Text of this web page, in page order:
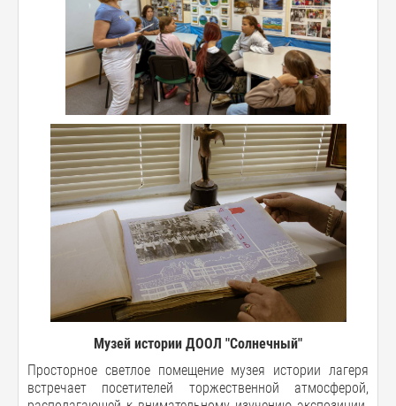
Музей истории ДООЛ "Солнечный"
Просторное светлое помещение музея истории лагеря
встречает посетителей торжественной атмосферой,